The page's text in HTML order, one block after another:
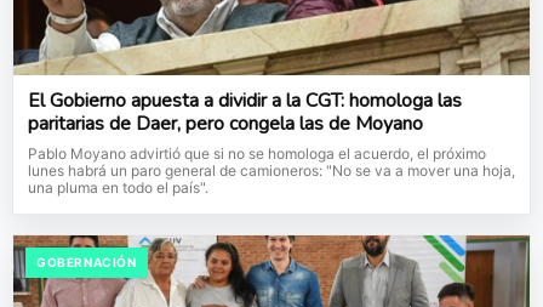
El Gobierno apuesta a dividir a la CGT: homologa las
paritarias de Daer, pero congela las de Moyano
Pablo Moyano advirtió que si no se homologa el acuerdo, el próximo
lunes habrá un paro general de camioneros: "No se va a mover una hoja,
una pluma en todo el país".
GOBERNACIÓN